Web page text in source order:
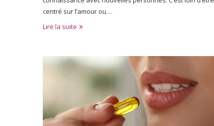
centré sur l’amour ou…
Lire la suite